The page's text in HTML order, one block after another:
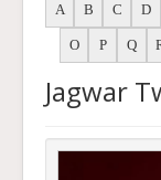
A B C D
O P Q
Jagwar